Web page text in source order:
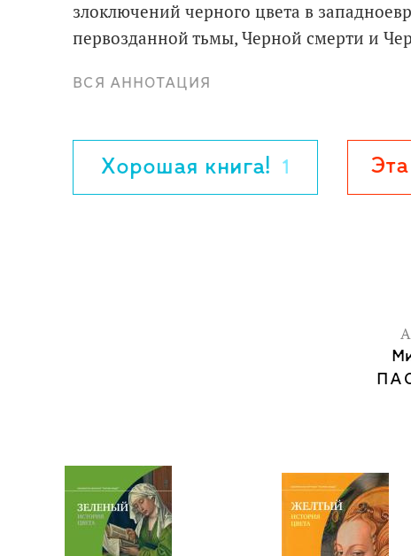
злоключений черного цвета в
первозданной тьмы, Черной смерти и
протестантском гардеробе, превратился
меланхолических покровов, а позднее
одновременно непременным
горожанина.
ВСЯ АННОТАЦИЯ
Хорошая книга! 1